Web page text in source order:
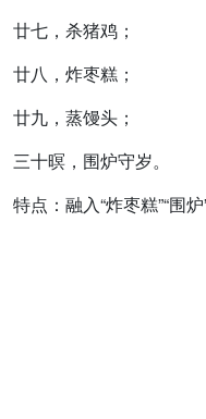
廿七，杀猪鸡；
廿八，炸枣糕；
廿九，蒸馒头；
三十暝，围炉守岁。
特点：融入“炸枣糕”“围